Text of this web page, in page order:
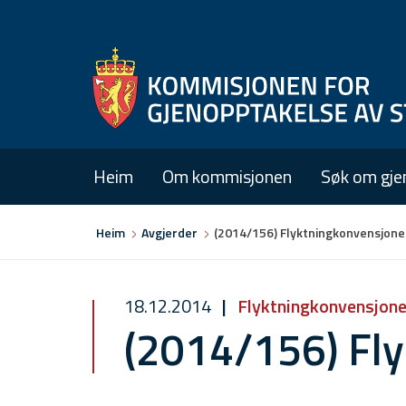
Heim Om kommisjonen Søk om
Heim Avgjerder (2014/156)
18.12.2014
(2014/156)